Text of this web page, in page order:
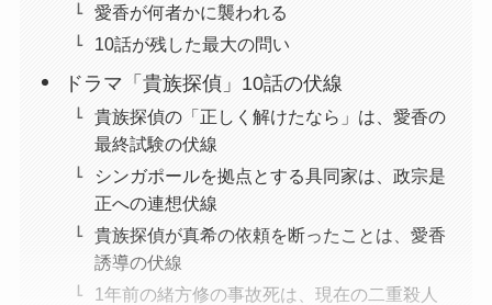
愛香が何者かに襲われる
10話が残した最大の問い
ドラマ「貴族探偵」10話の伏線
貴族探偵の「正しく解けたなら」は、愛香の
最終試験の伏線
シンガポールを拠点とする具同家は、政宗是
正への連想伏線
貴族探偵が真希の依頼を断ったことは、愛香
誘導の伏線
1年前の緒方修の事故死は、現在の二重殺人